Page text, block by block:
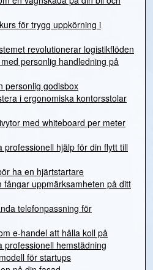
för trygg uppkörning i
revolutionerar logistikflöden
personlig handledning på
personlig godisbox
i ergonomiska kontorsstolar
med whiteboard per meter
professionell hjälp för din flytt till
ha en hjärtstartare
fångar uppmärksamheten på ditt
telefonpassning för
e-handel att hålla koll på
professionell hemstädning
för startups